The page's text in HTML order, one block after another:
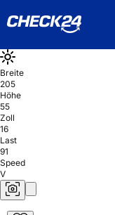
Breite
205
Höhe
55
Zoll
16
Last
91
Speed
V